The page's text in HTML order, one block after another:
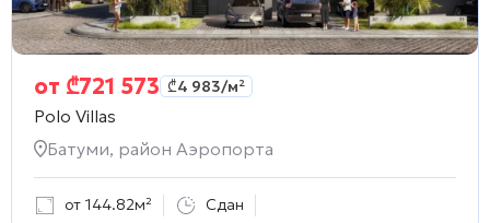
от ₾721 573 ₾4 983/м²
Polo Villas
Батуми, район Аэропорта
от 144.82м² Сдан